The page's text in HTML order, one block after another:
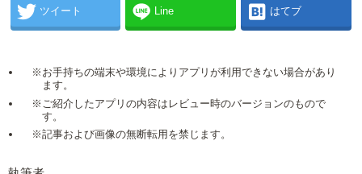
ツイート Line はてブ
※お手持ちの端末や環境によりアプリが利用できない場合があり
ます。
※ご紹介したアプリの内容はレビュー時のバージョンのもので
す。
※記事および画像の無断転用を禁じます。